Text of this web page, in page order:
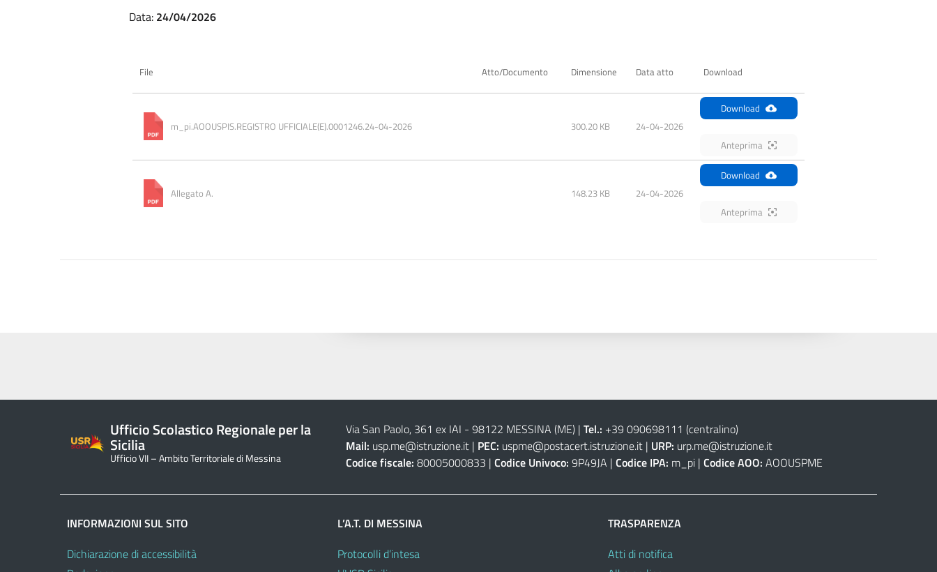
Data: 24/04/2026
File Atto/Documento Dimensione Data atto Download
m_pi.AOOUSPIS.REGISTRO UFFICIALE(E).0001246.24-04-2026 300.20 KB 24-04-2026
Download
Anteprima
Allegato A. 148.23 KB 24-04-2026
Download
Anteprima
Ufficio Scolastico Regionale per la
Sicilia
Ufficio VII – Ambito Territoriale di Messina
Via San Paolo, 361 ex IAI - 98122 MESSINA (ME)| Tel.: +39 090698111 (centralino)
Mail: usp.me@istruzione.it| PEC: uspme@postacert.istruzione.it| URP: urp.me@istruzione.it
Codice fiscale: 80005000833 | Codice Univoco: 9P49JA | Codice IPA: m_pi | Codice AOO: AOOUSPME
INFORMAZIONI SUL SITO
Dichiarazione di accessibilità
L’A.T. DI MESSINA
Protocolli d’intesa
TRASPARENZA
Atti di notifica